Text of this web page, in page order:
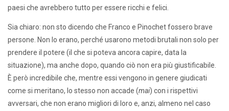
paesi che avrebbero tutto per essere ricchi e felici.
Sia chiaro: non sto dicendo che Franco e Pinochet fossero brave
persone. Non lo erano, perché usarono metodi brutali non solo per
prendere il potere (il che si poteva ancora capire, data la
situazione), ma anche dopo, quando ciò non era più giustificabile.
È però incredibile che, mentre essi vengono in genere giudicati
come si meritano, lo stesso non accade (mai) con i rispettivi
avversari, che non erano migliori di loro e, anzi, almeno nel caso